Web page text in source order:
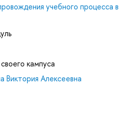
учебного процесса в
кампуса
Виктория Алексеевна